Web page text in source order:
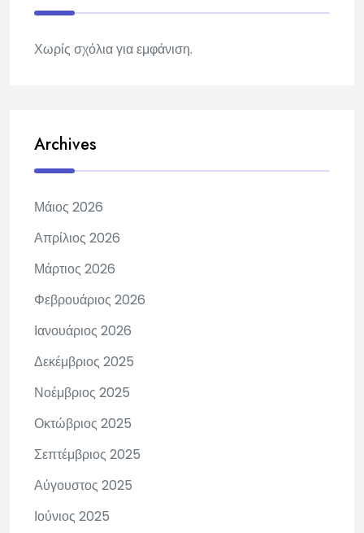
Χωρίς σχόλια για εμφάνιση.
Archives
Μάιος 2026
Απρίλιος 2026
Μάρτιος 2026
Φεβρουάριος 2026
Ιανουάριος 2026
Δεκέμβριος 2025
Νοέμβριος 2025
Οκτώβριος 2025
Σεπτέμβριος 2025
Αύγουστος 2025
Ιούνιος 2025